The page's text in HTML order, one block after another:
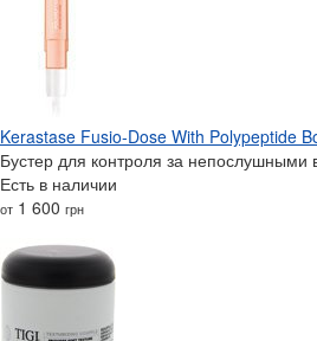
Kerastase Fusio-Dose With Polypeptide
Бустер для контроля за непослушными
Есть в наличии
от 1 600 грн